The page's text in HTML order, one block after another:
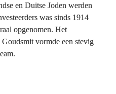
en Duitse Joden werden
was sinds 1914
opgenomen. Het
vormde een stevig